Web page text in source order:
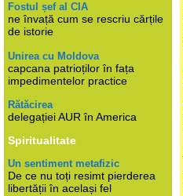
Fostul șef al CIA
ne învață cum se rescriu cărțile
de istorie
Unirea cu Moldova
capcana patrioților în fața
impedimentelor practice
Rătăcirea
delegației AUR în America
Spiritualitate
Un sentiment metafizic
De ce nu toți resimt pierderea
libertății în același fel